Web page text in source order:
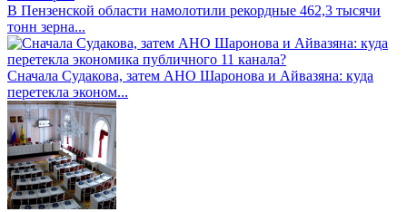
В Пензенской области намолотили рекордные 462,3 тысячи
тонн зерна...
Сначала Судакова, затем АНО Шаронова и Айвазяна: куда
перетекла эконом...